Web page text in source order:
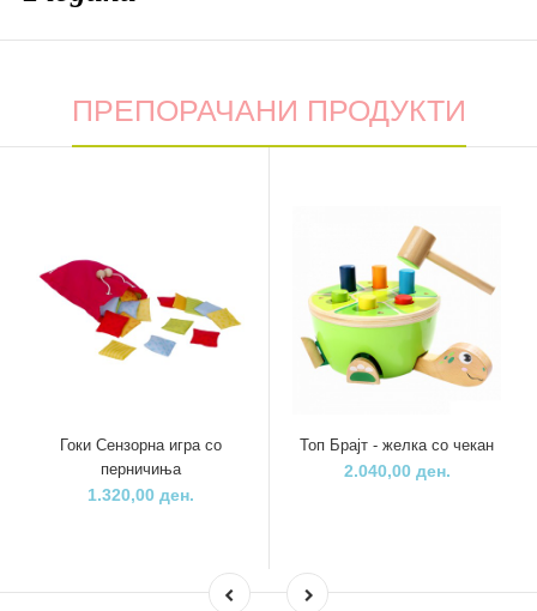
ПРЕПОРАЧАНИ ПРОДУКТИ
Гоки Сензорна игра со
перничиња
1.320,00 ден.
Топ Брајт - желка со чекан
2.040,00 ден.